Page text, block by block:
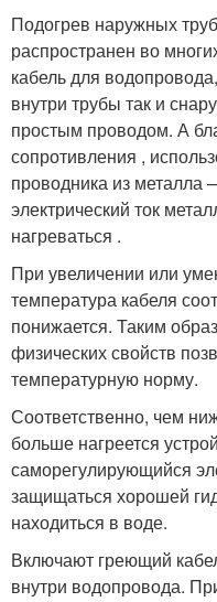
Подогрев наружных
распространен во
кабель для
внутри трубы так и
простым проводом. А
сопротивления ,
проводника из металла
электрический ток
нагреваться .
При увеличении или
температура кабеля
понижается. Таким
физических свойств
температурную норму.
Соответственно, чем
больше нагреется
саморегулирующийся
защищаться хорошей
находиться в воде.
Включают греющий
внутри водопровода.